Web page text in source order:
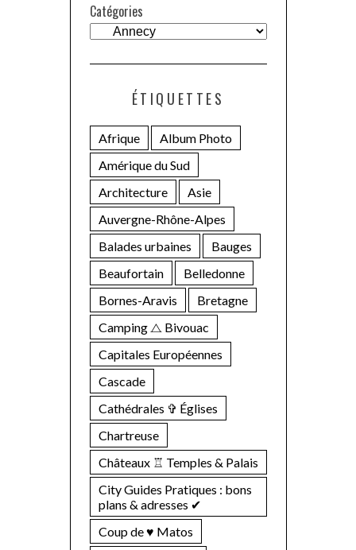
Catégories
ÉTIQUETTES
Afrique
Album Photo
Amérique du Sud
Architecture
Asie
Auvergne-Rhône-Alpes
Balades urbaines
Bauges
Beaufortain
Belledonne
Bornes-Aravis
Bretagne
Camping ⧍ Bivouac
Capitales Européennes
Cascade
Cathédrales ✞ Églises
Chartreuse
Châteaux ♖ Temples & Palais
City Guides Pratiques : bons
plans & adresses ✔︎
Coup de ♥ Matos